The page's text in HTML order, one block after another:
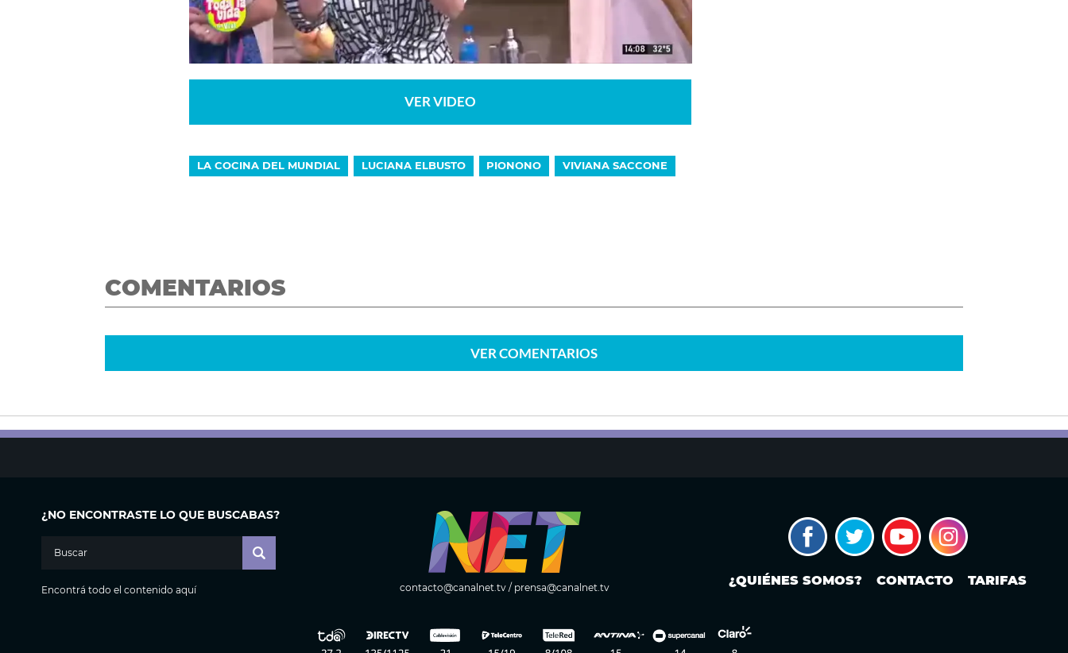
VER VIDEO
LA COCINA DEL MUNDIAL LUCIANA ELBUSTO PIONONO VIVIANA SACCONE
COMENTARIOS
VERCOMENTARIOS
¿NO ENCONTRASTE LO QUE BUSCABAS?
Encontrá todo el contenido aquí contacto@canalnet.tv/ prensa@canalnet.tv ¿QUIÉNES SOMOS? CONTACTO TARIFAS